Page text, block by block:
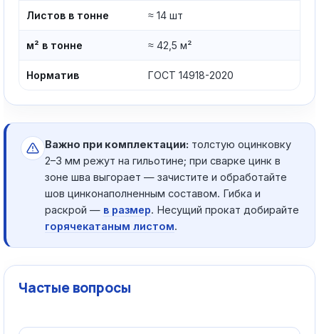
Листов в тонне ≈ 14 шт
м² в тонне ≈ 42,5 м²
Норматив ГОСТ 14918-2020
Важно при комплектации: толстую оцинковку
2–3 мм режут на гильотине; при сварке цинк в
зоне шва выгорает — зачистите и обработайте
шов цинконаполненным составом. Гибка и
раскрой — в размер. Несущий прокат добирайте
горячекатаным листом.
Частые вопросы